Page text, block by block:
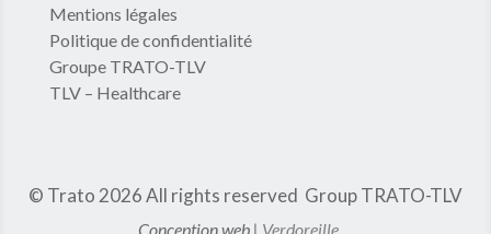
Mentions légales
Politique de confidentialité
Groupe TRATO-TLV
TLV – Healthcare
© Trato 2026All rights reserved Group TRATO-TLV
Conception web | Verdoreille